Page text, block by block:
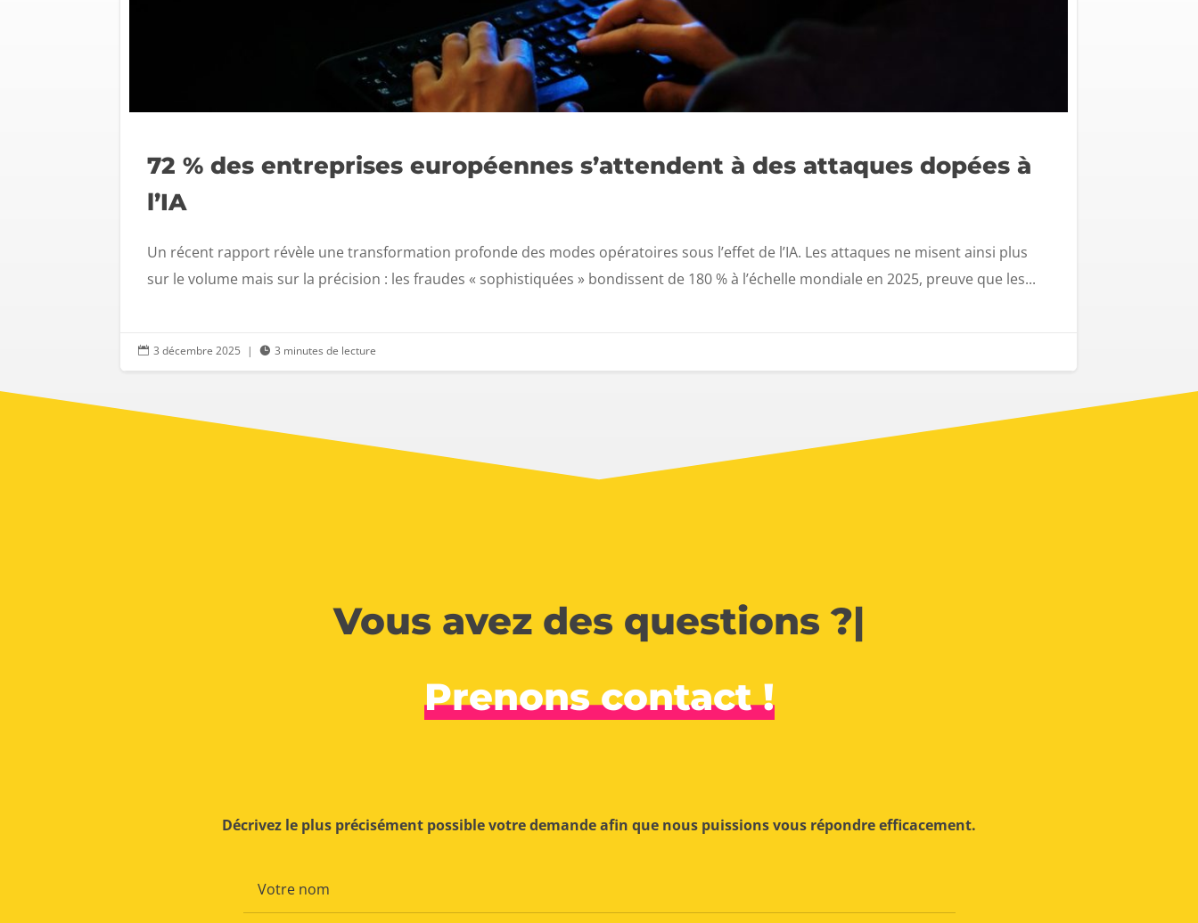
72 % des entreprises européennes s’attendent à des attaques dopées à
l’IA
Un récent rapport révèle une transformation profonde des modes opératoires sous l’effet de l’IA. Les attaques ne misent ainsi plus
sur le volume mais sur la précision : les fraudes « sophistiquées » bondissent de 180 % à l’échelle mondiale en 2025, preuve que les...
 3 décembre 2025 |  3 minutes de lecture
Vous avez des questions ?|
Prenons contact !
Décrivez le plus précisément possible votre demande afin que nous puissions vous répondre efficacement.